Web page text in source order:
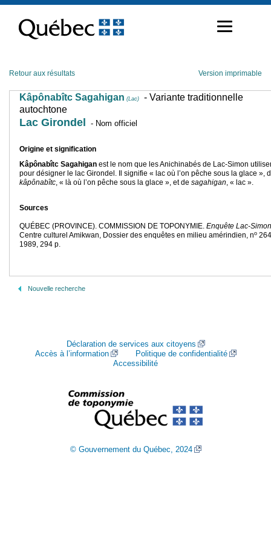
contenu
Retour aux résultats Version imprimable
Kâpônabîtc Sagahigan (Lac)
- Variante traditionnelle
autochtone
Lac Girondel - Nom officiel
Origine et signification
Kâpônabîtc Sagahigan est le nom que les Anichinabés de Lac-Simon
pour désigner le lac Girondel. Il signifie « lac où l’on pêche sous la glace »,
kâpônabîtc, « là où l’on pêche sous la glace », et de sagahigan, « lac ».
Sources
QUÉBEC (PROVINCE). COMMISSION DE TOPONYMIE. Enquête Lac-Simon
Centre culturel Amikwan, Dossier des enquêtes en milieu amérindien, no
1989, 294 p.
Nouvelle recherche
Déclaration de services aux citoyens
Accès à l’information
Politique de confidentialité
Accessibilité
© Gouvernement du Québec, 2024